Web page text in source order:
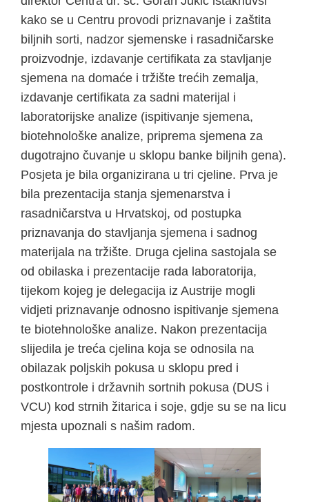
kako se u Centru provodi priznavanje i zaštita
biljnih sorti, nadzor sjemenske i rasadničarske
proizvodnje, izdavanje certifikata za stavljanje
sjemena na domaće i tržište trećih zemalja,
izdavanje certifikata za sadni materijal i
laboratorijske analize (ispitivanje sjemena,
biotehnološke analize, priprema sjemena za
dugotrajno čuvanje u sklopu banke biljnih gena).
Posjeta je bila organizirana u tri cjeline. Prva je
bila prezentacija stanja sjemenarstva i
rasadničarstva u Hrvatskoj, od postupka
priznavanja do stavljanja sjemena i sadnog
materijala na tržište. Druga cjelina sastojala se
od obilaska i prezentacije rada laboratorija,
tijekom kojeg je delegacija iz Austrije mogli
vidjeti priznavanje odnosno ispitivanje sjemena
te biotehnološke analize. Nakon prezentacija
slijedila je treća cjelina koja se odnosila na
obilazak poljskih pokusa u sklopu pred i
postkontrole i državnih sortnih pokusa (DUS i
VCU) kod strnih žitarica i soje, gdje su se na licu
mjesta upoznali s našim radom.